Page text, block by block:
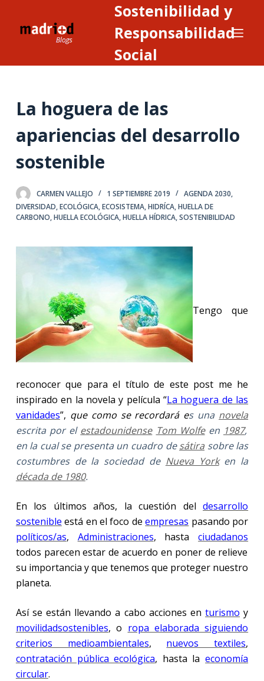
n
e
n
d
Sostenibilidad y
Responsabilidad
Social
La hoguera de las
apariencias del desarrollo
sostenible
CARMEN VALLEJO 1 SEPTIEMBRE 2019 AGENDA 2030,
DIVERSIDAD,ECOLÓGICA,ECOSISTEMA,HIDRÍCA,HUELLA DE
CARBONO,HUELLA ECOLÓGICA,HUELLA HÍDRICA,SOSTENIBILIDAD
Tengo que
reconocer que para el título de este post me he
inspirado en la novela y película “La hoguera de las
vanidades”, que como se recordará es una novela
escrita por el estadounidense Tom Wolfeen 1987,
en la cual se presenta un cuadro desátira sobre las
costumbres de la sociedad de Nueva Yorken la
década de 1980.
En los últimos años, la cuestión del desarrollo
sostenible está en el foco deempresas pasando por
políticos/as, Administraciones, hastaciudadanos
todos parecen estar de acuerdo en poner de relieve
su importancia y que tenemos que proteger nuestro
planeta.
Así se están llevando a cabo acciones en turismo y
movilidadsostenibles, o ropa elaborada siguiendo
criterios medioambientales, nuevos textiles,
contratación pública ecológica, hasta laeconomía
circular.